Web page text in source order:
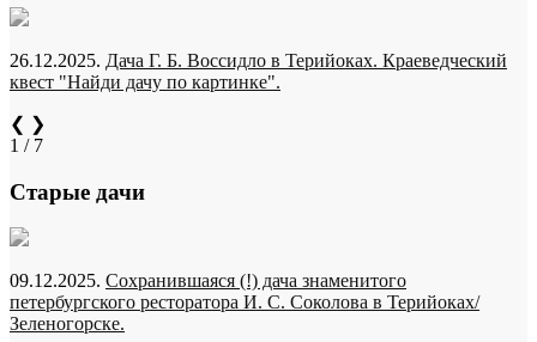
26.12.2025. Дача Г. Б. Воссидло в Терийоках. Краеведческий
квест "Найди дачу по картинке".
❮ ❯
1 / 7
Старые дачи
09.12.2025. Сохранившаяся (!) дача знаменитого
петербургского ресторатора И. С. Соколова в Терийоках/
Зеленогорске.